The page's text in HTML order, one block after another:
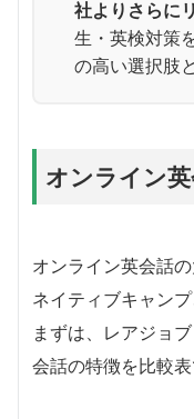
社よりさらに
生・英検対策
の高い選択肢
オンライン
オンライン英会話
ネイティブキャン
まずは、レアジョ
会話の特徴を比較表